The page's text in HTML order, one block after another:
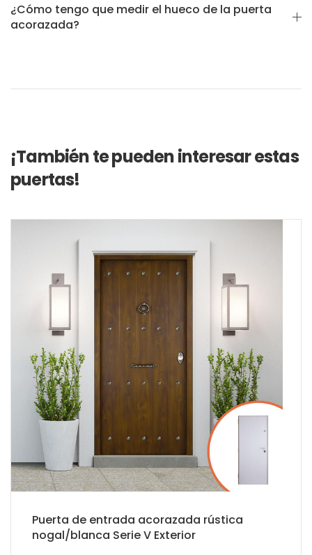
¿Cómo tengo que medir el hueco de la puerta
acorazada?
¡También te pueden interesar estas
puertas!
Puerta de entrada acorazada rústica
nogal/blanca Serie V Exterior